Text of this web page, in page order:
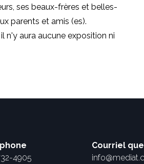
ses beaux-frères et belles-
parents et amis (es).
n'y aura aucune exposition ni
4905
Courriel